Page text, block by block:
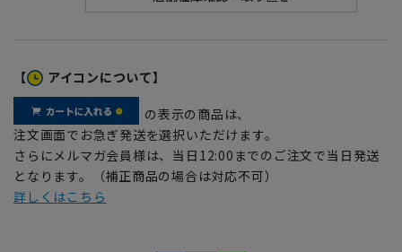
【 アイコンについて】
の表示の商品は、
注文画面でお急ぎ発送を選択いただけます。
さらにメルマガ会員様は、当日12:00までのご注文で当日発送
となります。（補正商品の場合は対応不可）
詳しくはこちら